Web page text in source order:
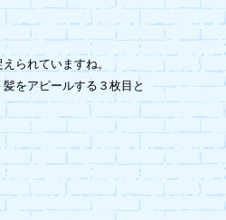
られていますね。
をアピールする３枚目と